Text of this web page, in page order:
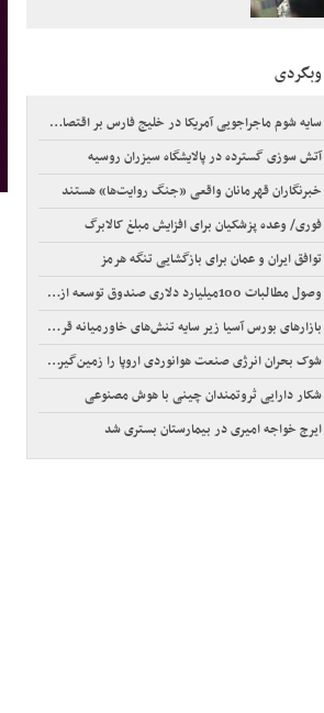
وبگردی
سایه شوم ماجراجویی آمریکا در خلیج فارس بر اقتصاد جهان
آتش سوزی گسترده در پالایشگاه سیزران روسیه
خبرنگاران قهرمانان واقعی «جنگ روایت‌ها» هستند
فوری/ وعده پزشکیان برای افزایش مبلغ کالابرگ
توافق ایران و عمان برای بازگشایی تنگه هرمز
وصول مطالبات 100میلیارد دلاری صندوق توسعه ازدولت
بازارهای بورس آسیا زیر سایه تنش‌های خاورمیانه قرمزپوش شدند
شوک بحران انرژی صنعت هوانوردی اروپا را زمین‌گیر‌کرد
شکار دارایی ثروتمندان چینی با هوش مصنوعی
ایرج خواجه امیری در بیمارستان بستری شد